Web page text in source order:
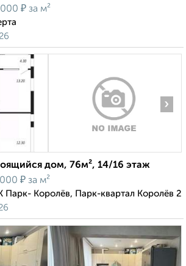
₽ за м²
›
дом, 76м², 14/16 этаж
₽ за м²
Королёв, Парк-квартал Королёв 2